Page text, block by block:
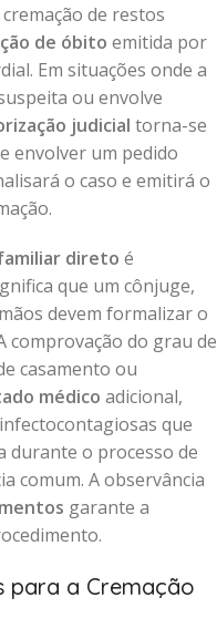
de restos
de óbito emitida por
Em situações onde a
ou envolve
judicial torna-se
envolver um pedido
o caso e emitirá o
direto é
que um cônjuge,
devem formalizar o
comprovação do grau de
casamento ou
médico adicional,
que
durante o processo de
comum. A observância
garante a
para a Cremação